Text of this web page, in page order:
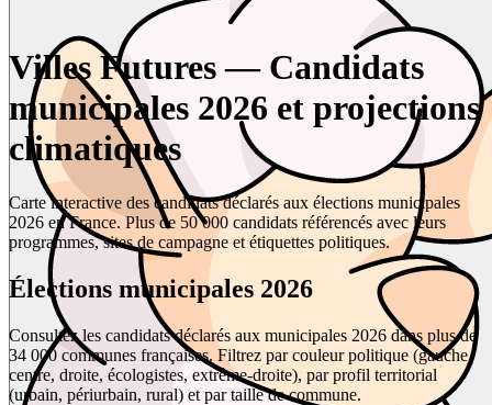
Villes Futures — Candidats
municipales 2026 et projections
climatiques
Carte interactive des candidats déclarés aux élections municipales
2026 en France. Plus de 50 000 candidats référencés avec leurs
programmes, sites de campagne et étiquettes politiques.
Élections municipales 2026
Consultez les candidats déclarés aux municipales 2026 dans plus de
34 000 communes françaises. Filtrez par couleur politique (gauche,
centre, droite, écologistes, extrême-droite), par profil territorial
(urbain, périurbain, rural) et par taille de commune.